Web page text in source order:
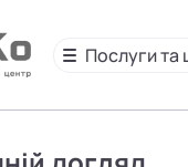
Послуги та